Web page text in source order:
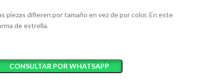
piezas difieren por tamaño en vez de por color. En este
de estrella.
CONSULTAR POR WHATSAPP